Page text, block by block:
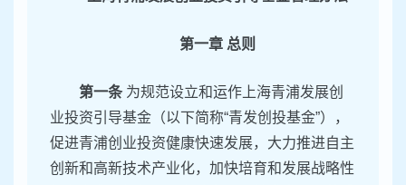
第一章 总则
第一条 为规范设立和运作上海青浦发展创
业投资引导基金（以下简称“青发创投基金”），
促进青浦创业投资健康快速发展，大力推进自主
创新和高新技术产业化，加快培育和发展战略性